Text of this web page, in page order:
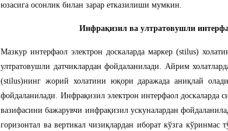
юзасига осонлик билан зарар етказилиши мумкин.
Инфрақизил ва ултратовушли
Мазкур интерфаол электрон доскаларда маркер (stilus)
ултратовушли датчиклардан фойдаланилади. Айрим
(stilus)нинг жорий холатини юқори даражада аниқлай
фойдаланилади. Инфрақизил электрон интерфаол доскаларда
вазифасини бажарувчи инфрақизил ускуналардан
горизонтал ва вертикал чизиқлардан иборат кўзга кўринмас